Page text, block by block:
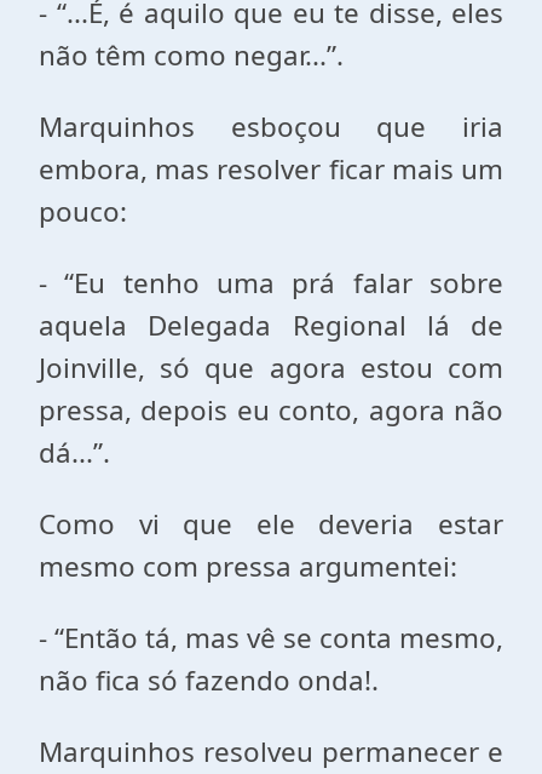
- “...É, é aquilo que eu te disse, eles
não têm como negar...”.
Marquinhos esboçou que iria
embora, mas resolver ficar mais um
pouco:
- “Eu tenho uma prá falar sobre
aquela Delegada Regional lá de
Joinville, só que agora estou com
pressa, depois eu conto, agora não
dá...”.
Como vi que ele deveria estar
mesmo com pressa argumentei:
- “Então tá, mas vê se conta mesmo,
não fica só fazendo onda!.
Marquinhos resolveu permanecer e